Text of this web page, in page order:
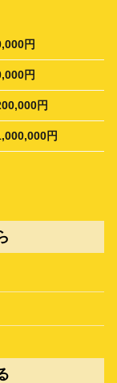
円
円
円
円